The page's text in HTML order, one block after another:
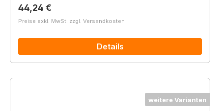
Regulärer Preis:
44,24 €
Preise exkl. MwSt. zzgl. Versandkosten
Details
weitere Varianten